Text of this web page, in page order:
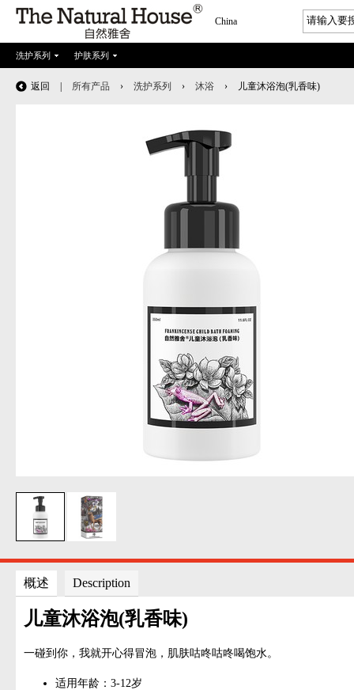
China
洗护系列 护肤系列
返回 所有产品 › 洗护系列 › 沐浴 › 儿童沐浴泡(乳香味)
概述 Description
儿童沐浴泡(乳香味)
一碰到你，我就开心得冒泡，肌肤咕咚咕咚喝饱水。
适用年龄：3-12岁